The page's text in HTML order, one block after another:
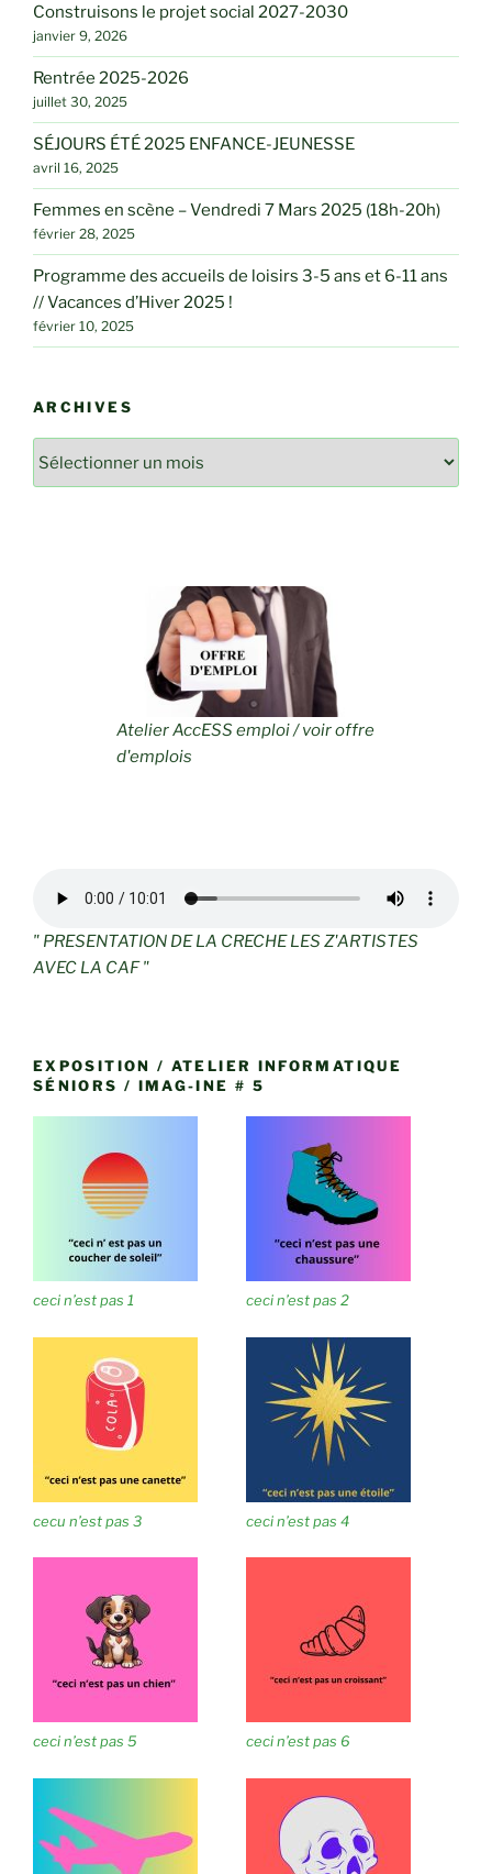
Construisons le projet social 2027-2030
janvier 9, 2026
Rentrée 2025-2026
juillet 30, 2025
SÉJOURS ÉTÉ 2025 ENFANCE-JEUNESSE
avril 16, 2025
Femmes en scène – Vendredi 7 Mars 2025 (18h-20h)
février 28, 2025
Programme des accueils de loisirs 3-5 ans et 6-11 ans
// Vacances d’Hiver 2025 !
février 10, 2025
ARCHIVES
Atelier AccESS emploi / voir offre
d'emplois
" PRESENTATION DE LA CRECHE LES Z'ARTISTES
AVEC LA CAF "
EXPOSITION / ATELIER INFORMATIQUE
SÉNIORS / IMAG-INE # 5
ceci n’est pas 1 ceci n’est pas 2
cecu n’est pas 3 ceci n’est pas 4
ceci n’est pas 5 ceci n’est pas 6